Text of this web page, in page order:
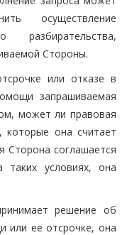
осуществление
разбирательства,
Стороны.
или отказе в
запрашиваемая
может ли правовая
она считает
Сторона соглашается
условиях, она
решение об
или ее отсрочке, она